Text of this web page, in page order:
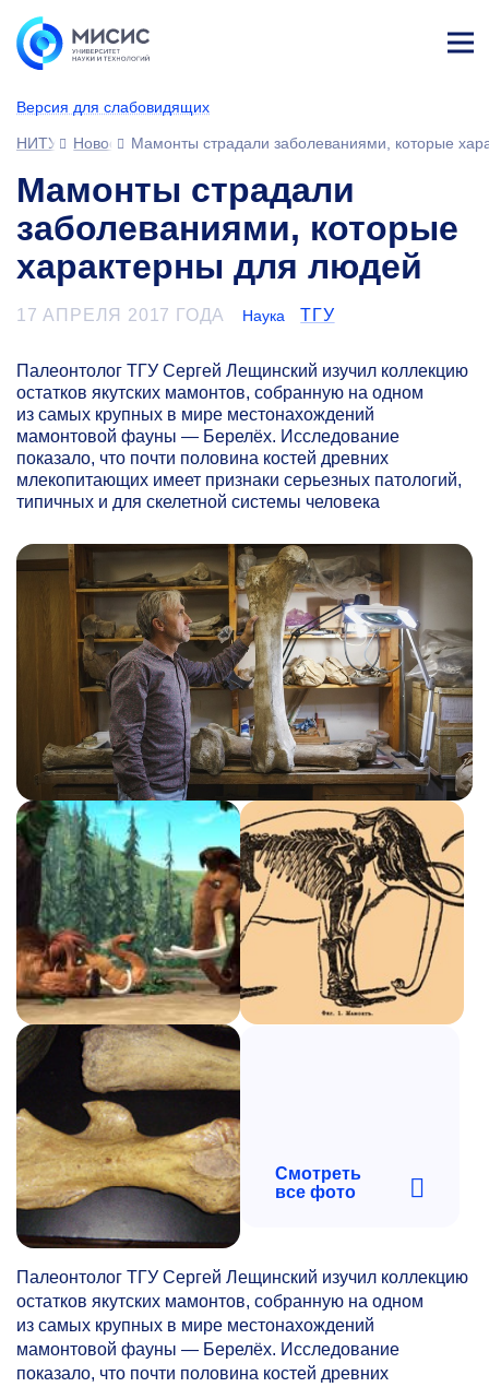
Версия для слабовидящих
ине
НИТУ МИСИС
НовостиМамонты страдали заболеваниями, которые
Мамонты страдали
заболеваниями, которые
характерны для людей
17 АПРЕЛЯ 2017 ГОДА Наука ТГУ
Палеонтолог ТГУ Сергей Лещинский изучил коллекцию
остатков якутских мамонтов, собранную на одном
из самых крупных в мире местонахождений
мамонтовой фауны — Берелёх. Исследование
показало, что почти половина костей древних
млекопитающих имеет признаки серьезных патологий,
типичных и для скелетной системы человека
Смотреть
все фото
Палеонтолог ТГУ Сергей Лещинский изучил коллекцию
остатков якутских мамонтов, собранную на одном
из самых крупных в мире местонахождений
мамонтовой фауны — Берелёх. Исследование
показало, что почти половина костей древних